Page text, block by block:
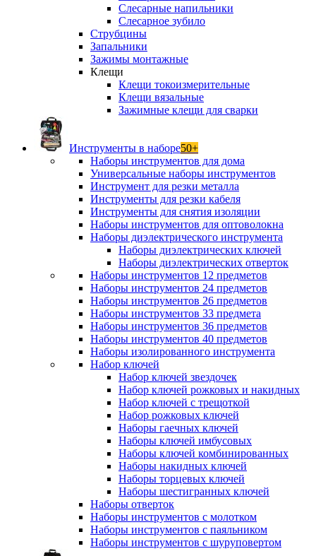
Слесарные напильники
Слесарное зубило
Струбцины
Запальники
Зажимы монтажные
Клещи
Клещи токоизмерительные
Клещи вязальные
Зажимные клещи для сварки
Инструменты в наборе50+
Наборы инструментов для дома
Универсальные наборы инструментов
Инструмент для резки металла
Инструменты для резки кабеля
Инструменты для снятия изоляции
Наборы инструментов для оптоволокна
Наборы диэлектрического инструмента
Наборы диэлектрических ключей
Наборы диэлектрических отверток
Наборы инструментов 12 предметов
Наборы инструментов 24 предметов
Наборы инструментов 26 предметов
Наборы инструментов 33 предмета
Наборы инструментов 36 предметов
Наборы инструментов 40 предметов
Наборы изолированного инструмента
Набор ключей
Набор ключей звездочек
Набор ключей рожковых и накидных
Набор ключей с трещоткой
Набор рожковых ключей
Наборы гаечных ключей
Наборы ключей имбусовых
Наборы ключей комбинированных
Наборы накидных ключей
Наборы торцевых ключей
Наборы шестигранных ключей
Наборы отверток
Наборы инструментов с молотком
Наборы инструментов с паяльником
Наборы инструментов с шуруповертом